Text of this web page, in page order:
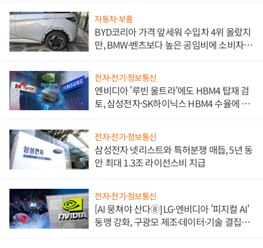
자동차·부품
BYD코리아 가격 앞세워 수입차 4위 올랐지
만, BMW·벤츠보다 높은 공임비에 소비자
전자·전기·정보통신
엔비디아 '루빈 울트라'에도 HBM4 탑재 검
토, 삼성전자·SK하이닉스 HBM4 수율에 주
전자·전기·정보통신
삼성전자 넷리스트와 특허분쟁 매듭, 5년 동
안 최대 1.3조 라이선스비 지급
전자·전기·정보통신
[AI 뭉쳐야 산다⑧] LG·엔비디아 '피지컬 AI'
동맹 강화, 구광모 제조·데이터·기술 결집